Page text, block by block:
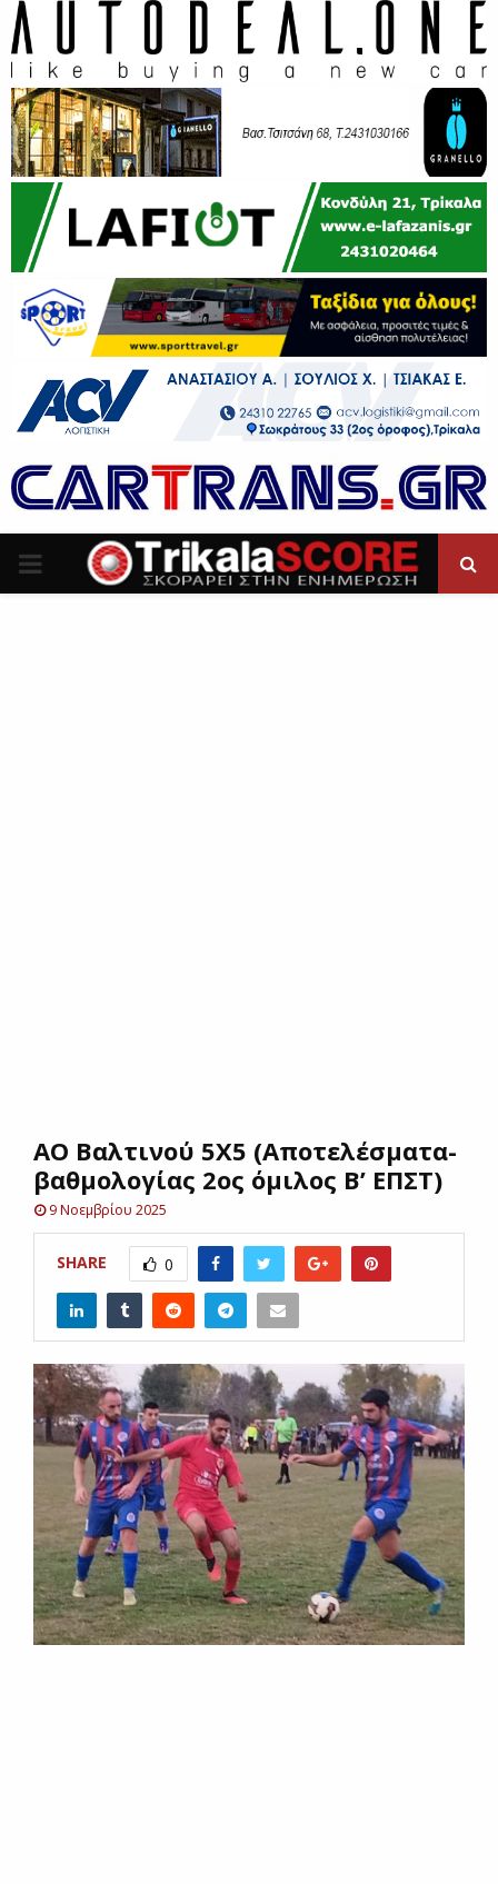
P
UΑΟ Βαλτινού 5Χ5 (Αποτελέσματα-
βαθμολογίας 2ος όμιλος Β’ ΕΠΣΤ)
9 Νοεμβρίου 2025
SHARE 0